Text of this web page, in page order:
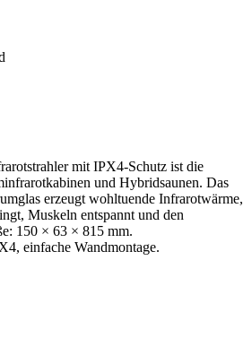
mit IPX4-Schutz ist die
und Hybridsaunen. Das
erzeugt wohltuende Infrarotwärme,
Muskeln entspannt und den
150 × 63 × 815 mm.
einfache Wandmontage.